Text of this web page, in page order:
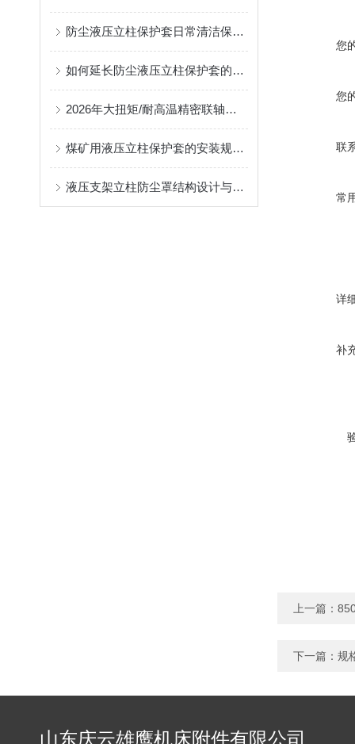
防尘液压立柱保护套日常清洁保养与更换规范
如何延长防尘液压立柱保护套的使用寿命？
2026年大扭矩/耐高温精密联轴器定制找哪家？能实现精准定制的优质厂家盘点
煤矿用液压立柱保护套的安装规范与使用寿命提升方案
液压支架立柱防尘罩结构设计与密封防护原理
您
您
联
常
详
补
上一篇：
下一篇： 规
山东庆云雄鹰机床附件有限公司